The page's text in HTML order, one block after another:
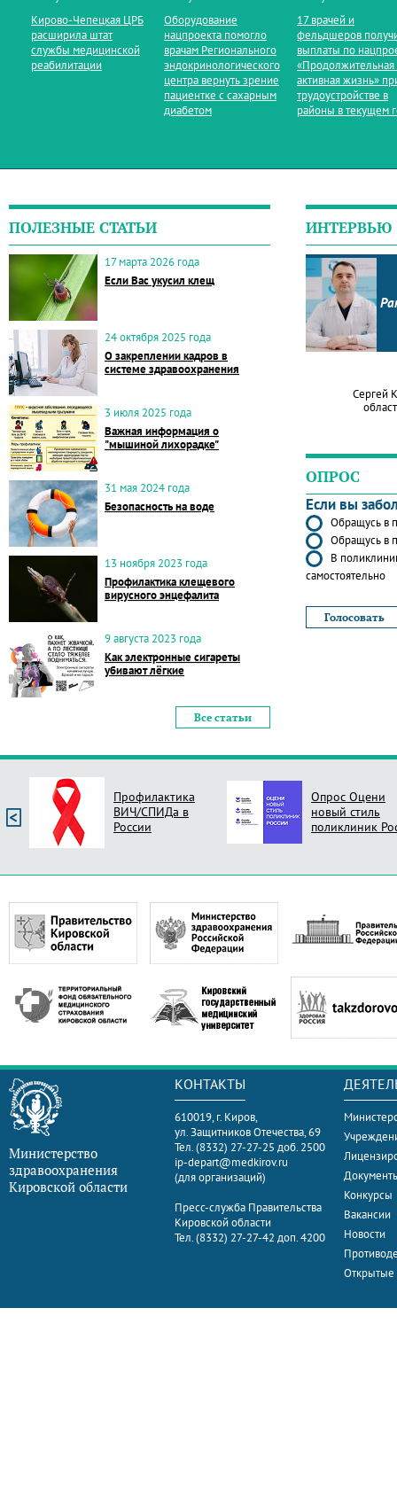
Кирово‑Чепецкая ЦРБ
расширила штат
службы медицинской
реабилитации
Оборудование
нацпроекта помогло
врачам Регионального
эндокринологического
центра вернуть зрение
пациентке с сахарным
диабетом
17 врачей и
фельдшеров
выплаты по
«Продолжительная
активная жизнь»
трудоустройстве в
районы в текущем
ПОЛЕЗНЫЕ СТАТЬИ
17 марта 2026 года
Если Вас укусил клещ
24 октября 2025 года
О закреплении кадров в
системе здравоохранения
3 июля 2025 года
Важная информация о
"мышиной лихорадке"
31 мая 2024 года
Безопасность на воде
13 ноября 2023 года
Профилактика клещевого
вирусного энцефалита
9 августа 2023 года
Как электронные сигареты
убивают лёгкие
Все статьи
ИНТЕРВЬЮ
Сергей
ОПРОС
Если вы
Обращусь в
Обращусь в
В
самостоятельно
Профилактика
ВИЧ/СПИДа в
России
Опрос Оцени
новый стиль
поликлиник
Министерство
здравоохранения
Кировской области
КОНТАКТЫ
610019, г. Киров,
ул. Защитников Отечества, 69
Тел. (8332) 27-27-25 доб. 2500
ip-depart@medkirov.ru
(для организаций)
Пресс-служба Правительства
Кировской области
Тел. (8332) 27-27-42 доп. 4200
Конкурсы
Вакансии
Новости